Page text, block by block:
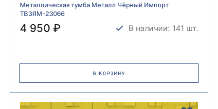
Металлическая тумба Металл Чёрный Импорт
ТВ3ЯМ-23066
4 950 ₽ В наличии: 141 шт.
В КОРЗИНУ